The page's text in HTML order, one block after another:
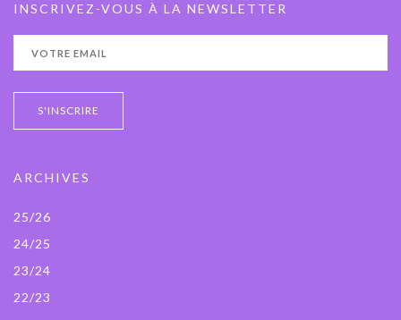
INSCRIVEZ-VOUS À LA NEWSLETTER
ARCHIVES
25/26
24/25
23/24
22/23